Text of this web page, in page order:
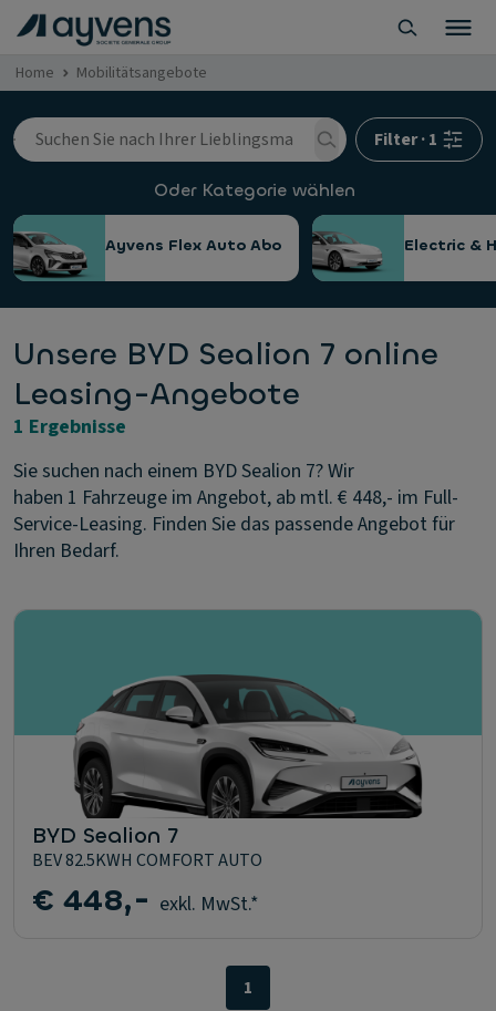
Home Mobilitätsangebote
Filter·1
Oder Kategorie wählen
Ayvens Flex Auto Abo Electric &
Unsere BYD Sealion 7 online
Leasing-Angebote
1 Ergebnisse
Sie suchen nach einem BYD Sealion 7? Wir
haben 1 Fahrzeuge im Angebot, ab mtl. € 448,- im Full-
Service-Leasing. Finden Sie das passende Angebot für
Ihren Bedarf.
BYD Sealion 7
BEV 82.5KWH COMFORT AUTO
€ 448,- exkl. MwSt.*
1